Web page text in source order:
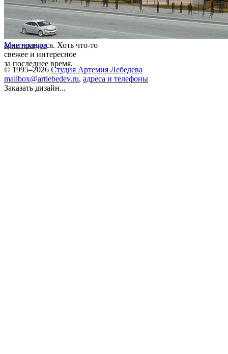
Мне нравится. Хоть что-то
свежее и интересное
за последнее время.
архитектура
© 1995–2026 Студия Артемия Лебедева
mailbox@artlebedev.ru, адреса и телефоны
Заказать дизайн...